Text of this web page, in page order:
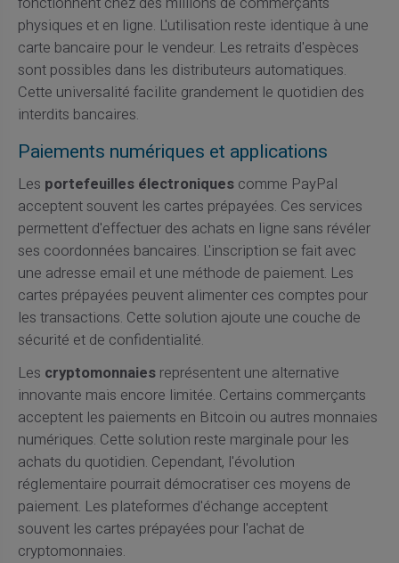
physiques et en ligne. L'utilisation reste identique à une
carte bancaire pour le vendeur. Les retraits d'espèces
sont possibles dans les distributeurs automatiques.
Cette universalité facilite grandement le quotidien des
interdits bancaires.
Paiements numériques et applications
Les portefeuilles électroniquescomme PayPal
acceptent souvent les cartes prépayées. Ces services
permettent d'effectuer des achats en ligne sans révéler
ses coordonnées bancaires. L'inscription se fait avec
une adresse email et une méthode de paiement. Les
cartes prépayées peuvent alimenter ces comptes pour
les transactions. Cette solution ajoute une couche de
sécurité et de confidentialité.
Les cryptomonnaiesreprésentent une alternative
innovante mais encore limitée. Certains commerçants
acceptent les paiements en Bitcoin ou autres monnaies
numériques. Cette solution reste marginale pour les
achats du quotidien. Cependant, l'évolution
réglementaire pourrait démocratiser ces moyens de
paiement. Les plateformes d'échange acceptent
souvent les cartes prépayées pour l'achat de
cryptomonnaies.